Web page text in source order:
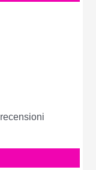
recensioni